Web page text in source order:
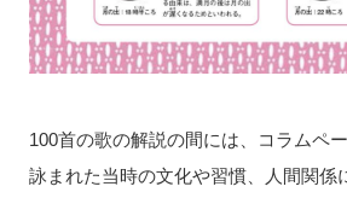
100首の歌の解説の間には、コラムペ
詠まれた当時の文化や習慣、人間関係